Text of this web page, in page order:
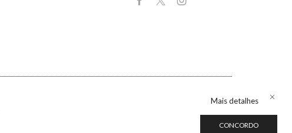
Mais detalhes
CONCORDO